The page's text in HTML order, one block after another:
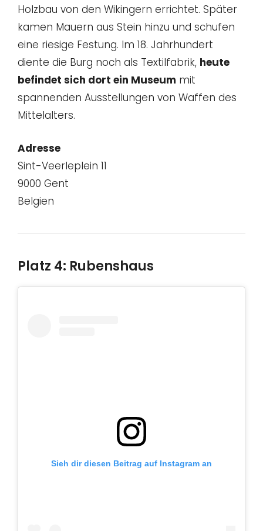
Holzbau von den Wikingern errichtet. Später
kamen Mauern aus Stein hinzu und schufen
eine riesige Festung. Im 18. Jahrhundert
diente die Burg noch als Textilfabrik, heute
befindet sich dort ein Museum mit
spannenden Ausstellungen von Waffen des
Mittelalters.
Adresse
Sint-Veerleplein 11
9000 Gent
Belgien
Platz 4: Rubenshaus
Sieh dir diesen Beitrag auf Instagram an